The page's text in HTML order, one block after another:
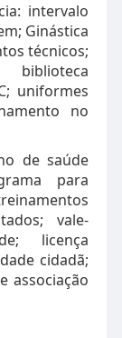
intervalo
Ginástica
técnicos;
biblioteca
uniformes
no
de saúde
para
vale-
licença
cidadã;
associação